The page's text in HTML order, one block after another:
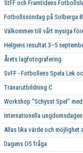
StFF och Framtidens
Fotbollssöndag på Solberga
Välkommen till vårt mysiga
Helgens resultat 3–5
Årets lagfotografering
SvFF - Fotbollens Spela Lek
Tränarutbildning C
Workshop "Schysst Spel" med
Internationella ungdomsdagen
Allas lika värde och möjlighet
Dagens OS fråga